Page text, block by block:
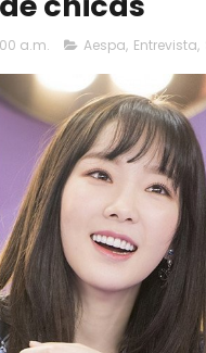
a.m. Aespa, Entrevista,